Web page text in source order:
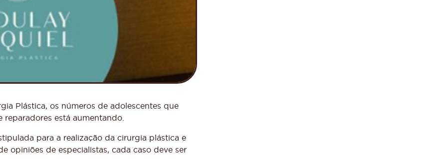
Plástica, os números de adolescentes que
está aumentando.
para a realização da cirurgia plástica e
opiniões de especialistas, cada caso deve ser